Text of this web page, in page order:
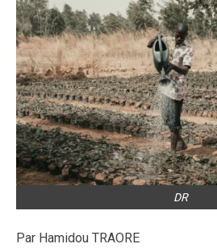
DR
Par Hamidou TRAORE